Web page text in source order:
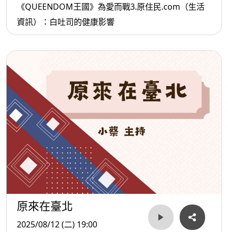
《QUEENDOM王國》為愛而戰3.原住民.com（生活
資訊）：白吐司的健康影響
原來在臺北
2025/08/12 (二) 19:00